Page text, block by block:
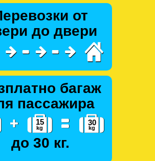
от
до двери
багаж
пассажира
до 30 кг.